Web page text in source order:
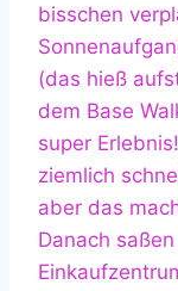
bisschen
(das hieß
dem Base
super
ziemlich
aber das
Danach